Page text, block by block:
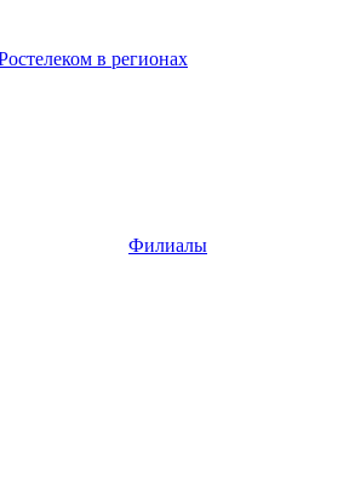
в регионах
Филиалы